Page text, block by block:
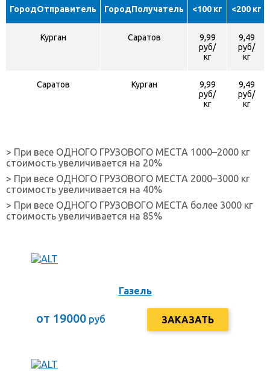
ГородОтправитель ГородПолучатель <100 кг <200 кг
Курган Саратов
9,99
руб/
кг
9,49
руб/
кг
Саратов Курган
9,99
руб/
кг
9,49
руб/
кг
> При весе ОДНОГО ГРУЗОВОГО МЕСТА 1000–2000 кг
стоимость увеличивается на 20%
> При весе ОДНОГО ГРУЗОВОГО МЕСТА 2000–3000 кг
стоимость увеличивается на 40%
> При весе ОДНОГО ГРУЗОВОГО МЕСТА более 3000 кг
стоимость увеличивается на 85%
Газель
от 19000руб ЗАКАЗАТЬ